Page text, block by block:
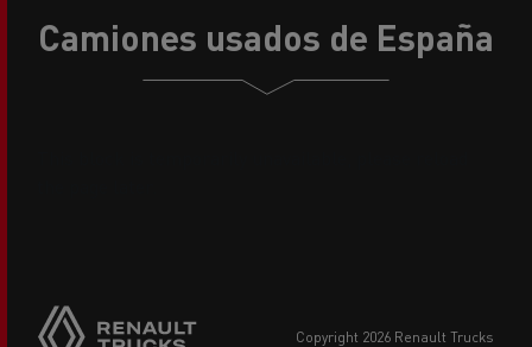
Camiones usados de España
copyright 2026 Renault Trucks